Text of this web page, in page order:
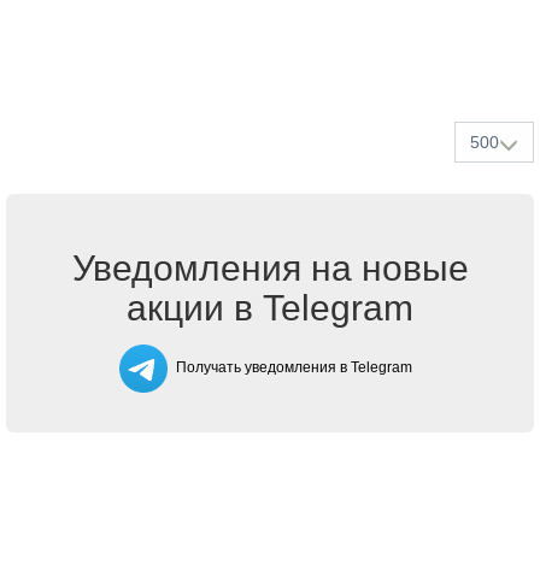
500
Уведомления на новые
акции в Telegram
Получать уведомления в Telegram